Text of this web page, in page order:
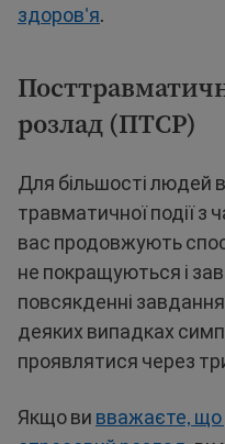
здоров'я.
розлад (ПТСР)
Для більшості людей
травматичної події
вас продовжують
не покращуються і
повсякденні
деяких випадках
проявлятися через
Якщо ви вважаєте, що